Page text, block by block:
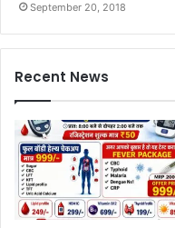
September 20, 2018
Recent News